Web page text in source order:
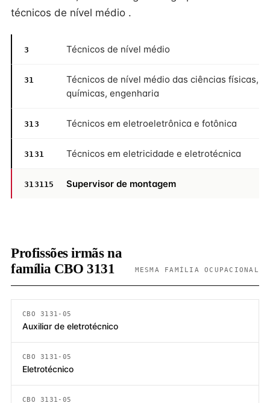
técnicos de nível médio .
3 Técnicos de nível médio
31
Técnicos de nível médio das ciências físicas,
químicas, engenharia
313 Técnicos em eletroeletrônica e fotônica
3131 Técnicos em eletricidade e eletrotécnica
313115 Supervisor de montagem
Profissões irmãs na
família CBO 3131
MESMA FAMÍLIA OCUPACIONAL
CBO 3131-05
Auxiliar de eletrotécnico
CBO 3131-05
Eletrotécnico
CBO 3131-05